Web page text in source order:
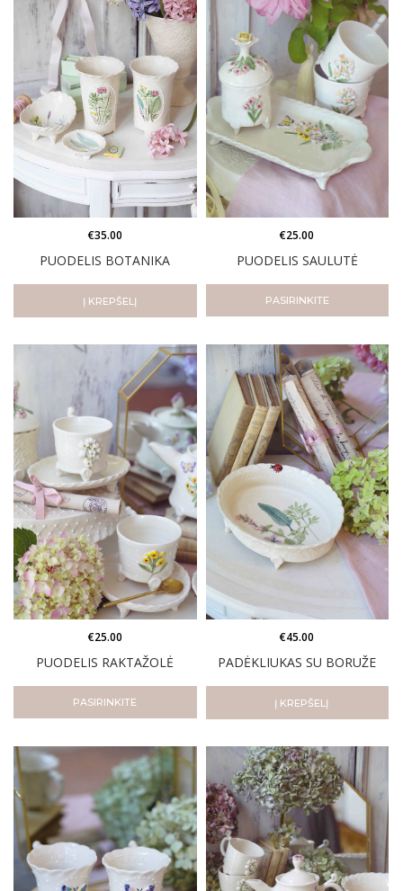
PUODELIS BOTANIKA
€35.00
Į KREPŠELĮ
PUODELIS SAULUTĖ
€25.00
PASIRINKITE
PUODELIS RAKTAŽOLĖ
€25.00
PASIRINKITE
PADĖKLIUKAS SU BORUŽE
€45.00
Į KREPŠELĮ